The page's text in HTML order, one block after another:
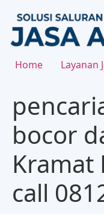
Home Layanan
bocor
Kramat
call